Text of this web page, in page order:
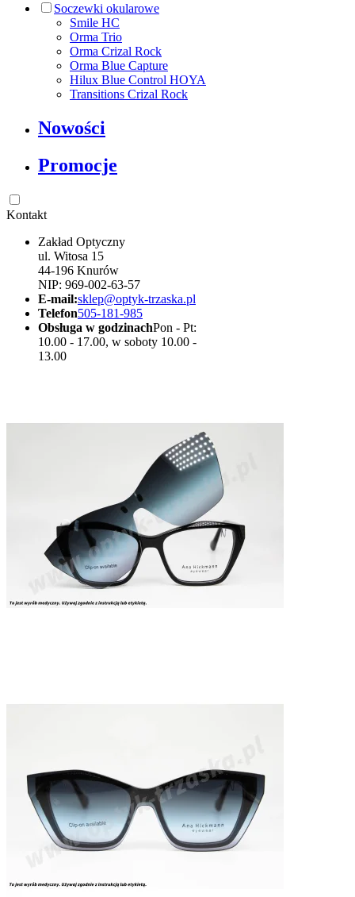
Soczewki okularowe
Smile HC
Orma Trio
Orma Crizal Rock
Orma Blue Capture
Hilux Blue Control HOYA
Transitions Crizal Rock
Nowości
Promocje
Kontakt
Zakład Optyczny
ul. Witosa 15
44-196 Knurów
NIP: 969-002-63-57
E-mail:sklep@optyk-trzaska.pl
Telefon505-181-985
Obsługa w godzinachPon - Pt:
10.00 - 17.00, w soboty 10.00 -
13.00